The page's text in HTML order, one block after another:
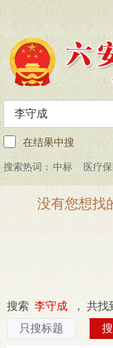
在结果中搜
搜索热词： 中标 医疗
没有您想找
搜索 李守成 ， 共找
只搜标题